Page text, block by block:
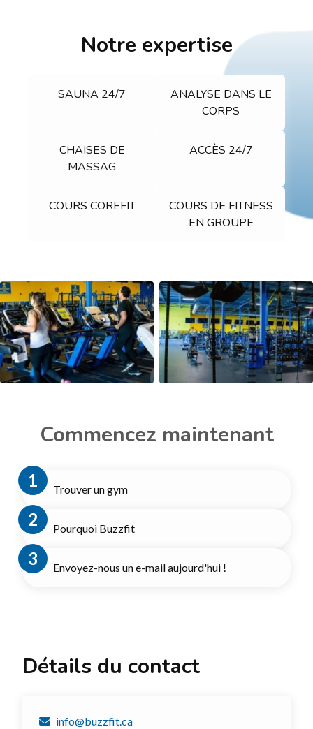
Notre expertise
SAUNA 24/7
ANALYSE DANS LE
CORPS
CHAISES DE
MASSAG
ACCÈS 24/7
COURS COREFIT
COURS DE FITNESS
EN GROUPE
Commencez maintenant
Trouver un gym
Pourquoi Buzzfit
Envoyez-nous un e-mail aujourd'hui !
Détails du contact
info@buzzfit.ca